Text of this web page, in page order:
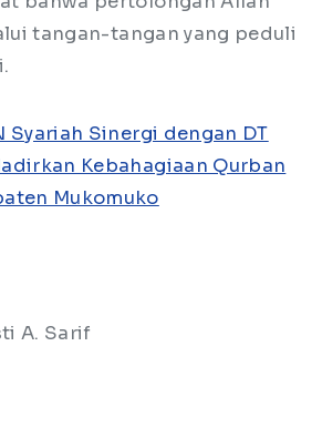
tangan-tangan yang peduli
Syariah Sinergi dengan DT
Kebahagiaan Qurban
Mukomuko
A. Sarif